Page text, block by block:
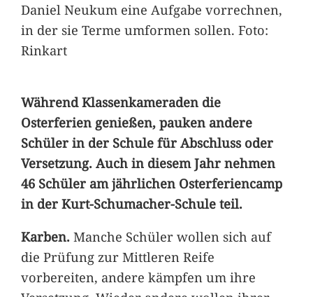
Daniel Neukum eine Aufgabe vorrechnen,
in der sie Terme umformen sollen. Foto:
Rinkart
Während Klassenkameraden die
Osterferien genießen, pauken andere
Schüler in der Schule für Abschluss oder
Versetzung. Auch in diesem Jahr nehmen
46 Schüler am jährlichen Osterferiencamp
in der Kurt-Schumacher-Schule teil.
Karben.Manche Schüler wollen sich auf
die Prüfung zur Mittleren Reife
vorbereiten, andere kämpfen um ihre